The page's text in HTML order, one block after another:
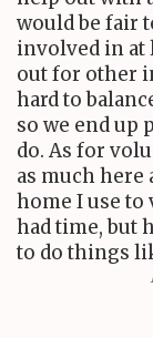
would be fair
involved in at
out for other
hard to
so we end up
do. As for
as much here
home I use
had time, but
to do things